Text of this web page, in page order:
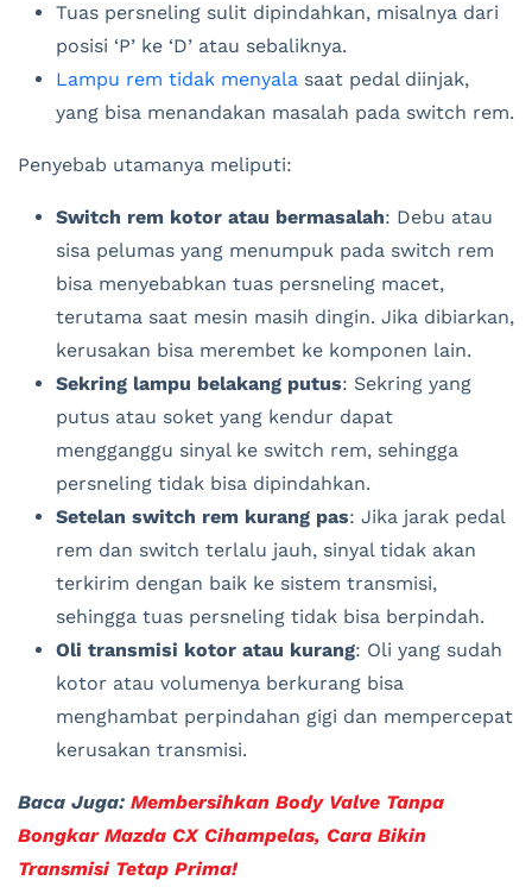
Tuas persneling sulit dipindahkan, misalnya dari
posisi ‘P’ ke ‘D’ atau sebaliknya.
Lampu rem tidak menyala saat pedal diinjak,
yang bisa menandakan masalah pada switch rem.
Penyebab utamanya meliputi:
Switch rem kotor atau bermasalah: Debu atau
sisa pelumas yang menumpuk pada switch rem
bisa menyebabkan tuas persneling macet,
terutama saat mesin masih dingin. Jika dibiarkan,
kerusakan bisa merembet ke komponen lain.
Sekring lampu belakang putus: Sekring yang
putus atau soket yang kendur dapat
mengganggu sinyal ke switch rem, sehingga
persneling tidak bisa dipindahkan.
Setelan switch rem kurang pas: Jika jarak pedal
rem dan switch terlalu jauh, sinyal tidak akan
terkirim dengan baik ke sistem transmisi,
sehingga tuas persneling tidak bisa berpindah.
Oli transmisi kotor atau kurang: Oli yang sudah
kotor atau volumenya berkurang bisa
menghambat perpindahan gigi dan mempercepat
kerusakan transmisi.
Baca Juga: Membersihkan Body Valve Tanpa
Bongkar Mazda CX Cihampelas, Cara Bikin
Transmisi Tetap Prima!